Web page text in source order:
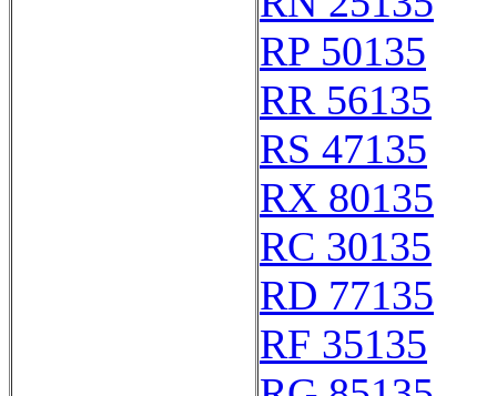
RP 50135
RR 56135
RS 47135
RX 80135
RC 30135
RD 77135
RF 35135